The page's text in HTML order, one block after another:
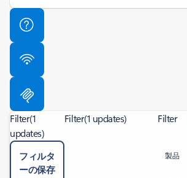
Filter(1
updates)
フィルタ
ーの保存
Filter(1 updates) Filter
製品